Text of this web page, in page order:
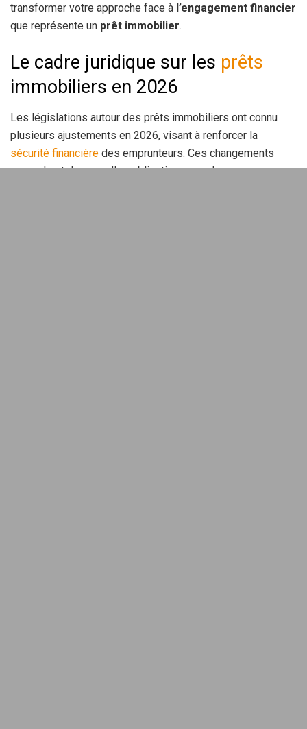
transformer votre approche face à l’engagement financier
que représente un prêt immobilier.
Le cadre juridique sur les prêts
immobiliers en 2026
Les législations autour des prêts immobiliers ont connu
plusieurs ajustements en 2026, visant à renforcer la
sécurité financière des emprunteurs. Ces changements
engendrent de nouvelles obligations pour les